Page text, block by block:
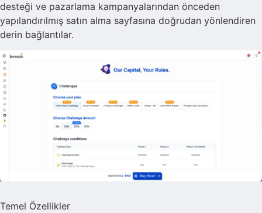
desteği ve pazarlama kampanyalarından önceden
yapılandırılmış satın alma sayfasına doğrudan yönlendiren
derin bağlantılar.
Temel Özellikler